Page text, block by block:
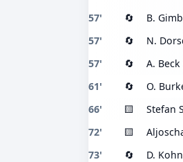
57' 🔄 B.
57' 🔄 N.
57' 🔄 A. Beck
61' 🔄 O.
66' 🟨 Stefan
72' 🟨
73' 🔄 D. Kohn